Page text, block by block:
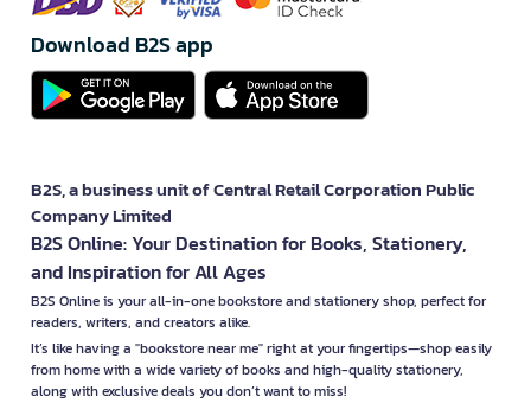
Download B2S app
B2S, a business unit of Central Retail Corporation Public
Company Limited
B2S Online: Your Destination for Books, Stationery,
and Inspiration for All Ages
B2S Online is your all-in-one bookstore and stationery shop, perfect for
readers, writers, and creators alike.
It’s like having a "bookstore near me" right at your fingertips—shop easily
from home with a wide variety of books and high-quality stationery,
along with exclusive deals you don’t want to miss!